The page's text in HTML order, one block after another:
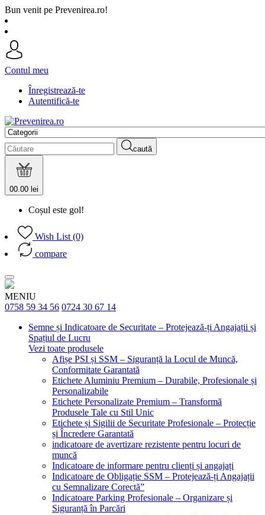
Bun venit pe Prevenirea.ro!
Contul meu
Înregistrează-te
Autentifică-te
caută
00.00 lei
Coșul este gol!
Wish List (0)
compare
MENIU
0758 59 34 56 0724 30 67 14
Semne și Indicatoare de Securitate – Protejează-ți Angajații și
Spațiul de Lucru
Vezi toate produsele
Afișe PSI și SSM – Siguranță la Locul de Muncă,
Conformitate Garantată
Etichete Aluminiu Premium – Durabile, Profesionale și
Personalizabile
Etichete Personalizate Premium – Transformă
Produsele Tale cu Stil Unic
Etichete și Sigilii de Securitate Profesionale – Protecție
și Încredere Garantată
indicatoare de avertizare rezistente pentru locuri de
muncă
Indicatoare de informare pentru clienți și angajați
Indicatoare de Obligație SSM – Protejează-ți Angajații
cu Semnalizare Corectă”
Indicatoare Parking Profesionale – Organizare și
Siguranță în Parcări